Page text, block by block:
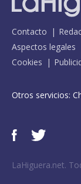
Contacto
Aspectos legales
Cookies
Otros servicios:
LaHiguera.net.